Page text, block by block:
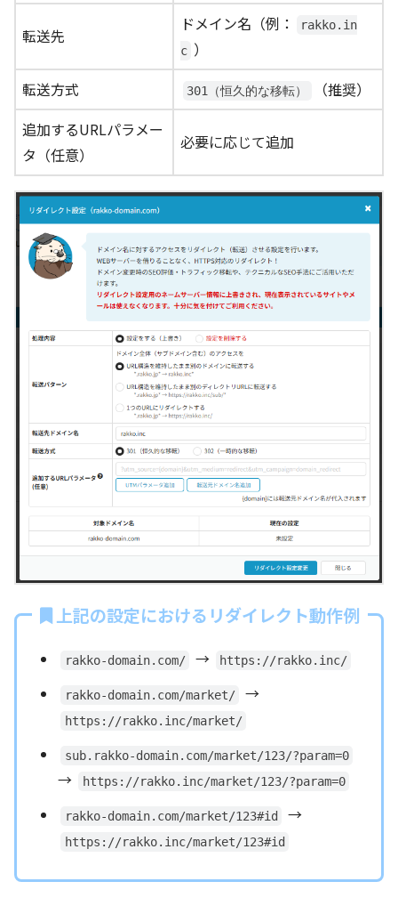
転送先
ドメイン名（例：
rakko.in
c ）
転送方式
301（恒久的な移転）
（推奨）
追加するURLパラメー
タ（任意）
必要に応じて追加
上記の設定におけるリダイレクト動作例
rakko-domain.com/ → https://rakko.inc/
rakko-domain.com/market/ →
https://rakko.inc/market/
sub.rakko-domain.com/market/123/?param=0
→ https://rakko.inc/market/123/?param=0
rakko-domain.com/market/123#id →
https://rakko.inc/market/123#id